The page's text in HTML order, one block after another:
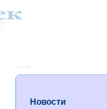
Новости